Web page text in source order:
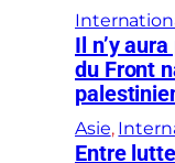
Il n’y
du Front
Asie,
Entre